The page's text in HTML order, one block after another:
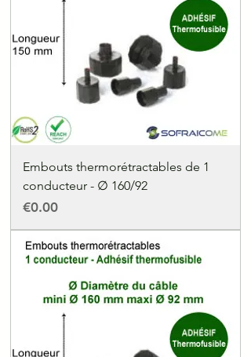
Embouts thermorétractables de 1
conducteur - ∅ 160/92
Price
€0.00